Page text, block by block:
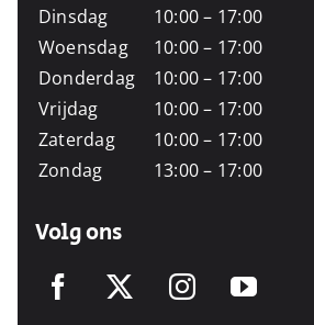
Dinsdag
Woensdag
Donderdag
Vrijdag
Zaterdag
Zondag
10:00 – 17:00
10:00 – 17:00
10:00 – 17:00
10:00 – 17:00
10:00 – 17:00
13:00 – 17:00
Volg ons